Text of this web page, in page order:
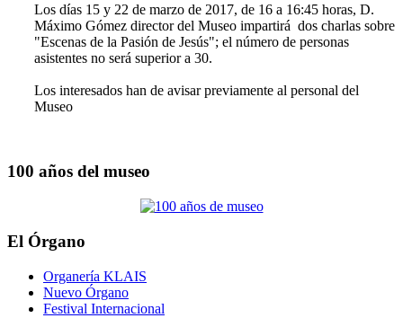
Los días 15 y 22 de marzo de 2017, de 16 a 16:45 horas, D.
Máximo Gómez director del Museo impartirá dos charlas sobre
"Escenas de la Pasión de Jesús"; el número de personas
asistentes no será superior a 30.
Los interesados han de avisar previamente al personal del
Museo
100 años del museo
El Órgano
Organería KLAIS
Nuevo Órgano
Festival Internacional